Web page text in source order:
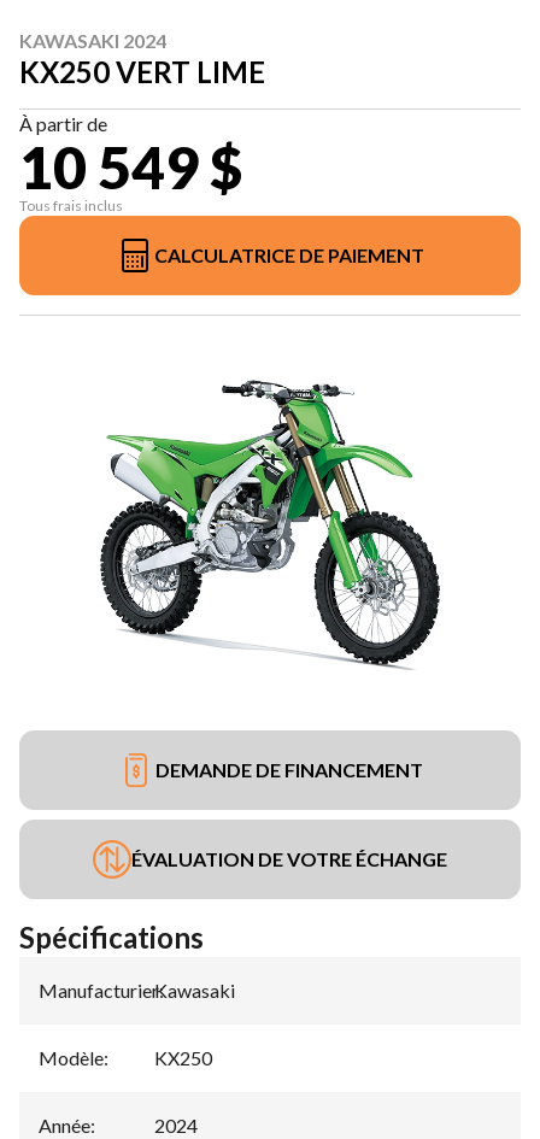
KAWASAKI 2024
KX250 VERT LIME
À partir de
10 549 $
Tous frais inclus
CALCULATRICE DE PAIEMENT
DEMANDE DE FINANCEMENT
ÉVALUATION DE VOTRE ÉCHANGE
Spécifications
Manufacturier:
Kawasaki
Modèle: KX250
Année: 2024